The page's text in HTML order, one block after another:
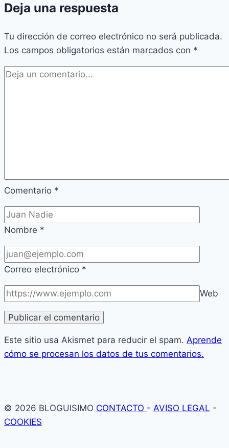
Deja una respuesta
Tu dirección de correo electrónico no será publicada.
Los campos obligatorios están marcados con *
Comentario *
Nombre *
Correo electrónico *
Web
Este sitio usa Akismet para reducir el spam. Aprende
cómo se procesan los datos de tus comentarios.
© 2026 BLOGUISIMO CONTACTO - AVISO LEGAL -
COOKIES